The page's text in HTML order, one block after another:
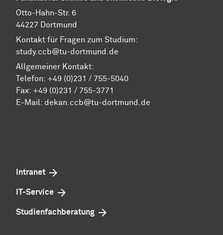
Otto-Hahn-Str. 6
44227 Dortmund
Kontakt für Fragen zum Studium:
study.ccb@tu-dortmund.de
Allgemeiner Kontakt:
Telefon: +49 (0)231 / 755-5040
Fax: +49 (0)231 / 755-3771
E-Mail: dekan.ccb@tu-dortmund.de
Intranet
IT-Service
Studienfachberatung